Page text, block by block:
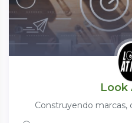
Look
Construyendo